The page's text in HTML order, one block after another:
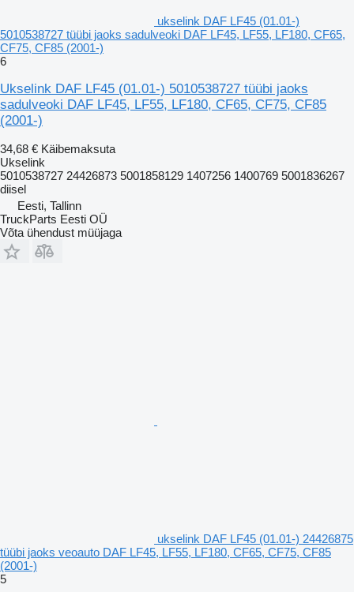
ukselink DAF LF45 (01.01-)
5010538727 tüübi jaoks sadulveoki DAF LF45, LF55, LF180, CF65,
CF75, CF85 (2001-)
6
Ukselink DAF LF45 (01.01-) 5010538727 tüübi jaoks
sadulveoki DAF LF45, LF55, LF180, CF65, CF75, CF85
(2001-)
34,68 € Käibemaksuta
Ukselink
5010538727 24426873 5001858129 1407256 1400769 5001836267
diisel
Eesti, Tallinn
TruckParts Eesti OÜ
Võta ühendust müüjaga
ukselink DAF LF45 (01.01-) 24426875
tüübi jaoks veoauto DAF LF45, LF55, LF180, CF65, CF75, CF85
(2001-)
5